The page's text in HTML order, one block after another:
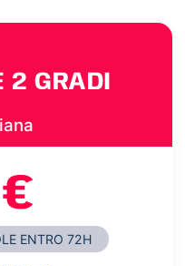
2 GRADI
ENTRO 72H